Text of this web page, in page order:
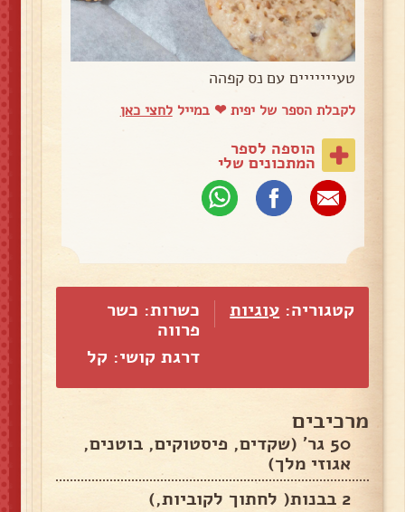
טעייייייים עם נס קפהה
לקבלת הספר של יפית ❤ במייללחצי כאן
הוספה לספר
המתכונים שלי
קטגוריה: עוגיות
כשרות: כשר
פרווה
דרגת קושי: קל
מרכיבים
50 גר' (שקדים, פיסטוקים, בוטנים,
אגוזי מלך)
2 בבנות( לחתוך לקוביות,)